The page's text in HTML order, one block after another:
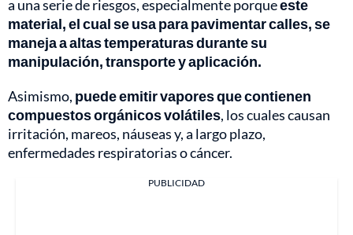
a una serie de riesgos, especialmente porqueeste
material, el cual se usa para pavimentar calles, se
maneja a altas temperaturas durante su
manipulación, transporte y aplicación.
Asimismo, puede emitir vapores que contienen
compuestos orgánicos volátiles, los cuales causan
irritación, mareos, náuseas y, a largo plazo,
enfermedades respiratorias o cáncer.
PUBLICIDAD